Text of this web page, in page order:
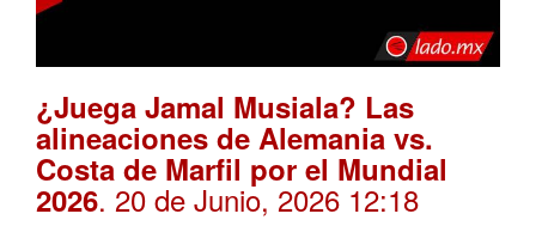
¿Juega Jamal Musiala? Las
alineaciones de Alemania vs.
Costa de Marfil por el Mundial
2026. 20 de Junio, 2026 12:18